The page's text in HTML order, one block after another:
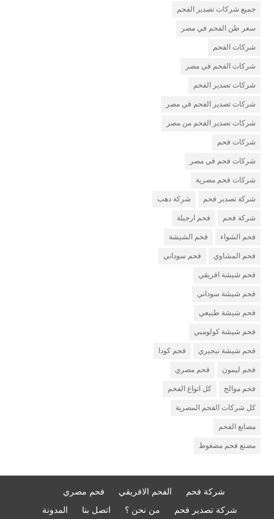
جميع شركات تصدير الفحم
سعر طن الفحم في مصر
شركات الفحم
شركات الفحم في مصر
شركات تصدير الفحم
شركات تصدير الفحم في مصر
شركات تصدير الفحم من مصر
شركات فحم
شركات فحم في مصر
شركات فحم مصرية
شركة تصدير فحم شركة دهب
شركة فحم فحم ارجيلة
فحم الشواء فحم الشيشة
فحم المشاوي فحم سوداني
فحم شيشة افريقي
فحم شيشة سوداني
فحم شيشة طبيعي
فحم شيشة كولومبي
فحم شيشة نيجيري فحم كودا
فحم ليمون فحم مصري
فحم موالح كل انواع الفحم
كل شركات الفحم المصرية
مصانع الفحم
مصنع فحم مضغوط
شركة فحم الفحم الافريقي
فحم مصري
شركة تصدير فحم
من نحن ؟ اتصل بنا المدونة